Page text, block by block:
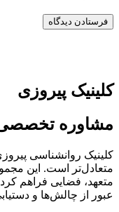
کلینیک پیروزی
مشاوره
کلینیک روانشناسی
متعادل‌تر است. این
متعهد، فضایی فراهم
عبور از چالش‌ها و